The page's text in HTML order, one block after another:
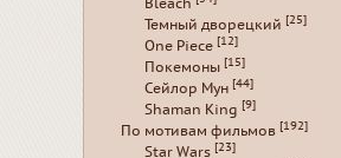
Bleach
Темный дворецкий [25]
One Piece [12]
Покемоны [15]
Сейлор Мун [44]
Shaman King [9]
По мотивам фильмов [192]
Star Wars [23]